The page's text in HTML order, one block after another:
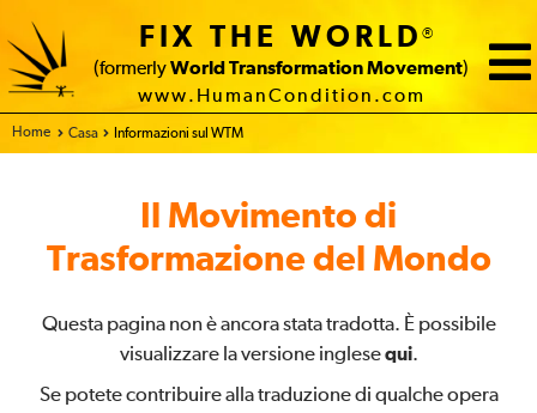
FIX THE WORLD®
(formerly World Transformation Movement)
www.HumanCondition.com
Home Casa Informazioni sul WTM
Il Movimento di
Trasformazione del Mondo
Questa pagina non è ancora stata tradotta. È possibile
visualizzare la versione inglesequi.
Se potete contribuire alla traduzione di qualche opera